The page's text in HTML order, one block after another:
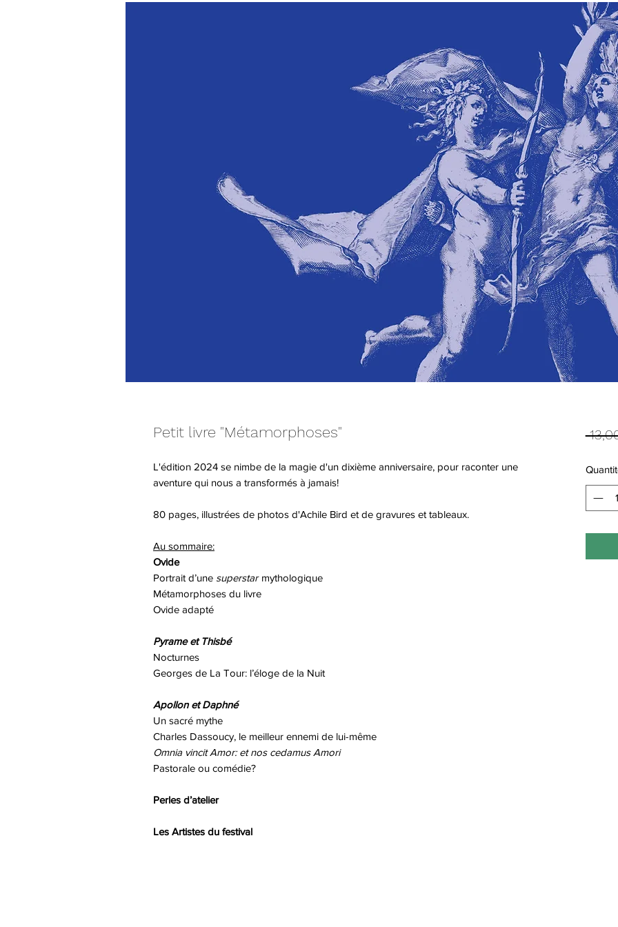
Petit livre "Métamorphoses"
L'édition 2024 se nimbe de la magie d'un dixième anniversaire, pour raconter une
aventure qui nous a transformés à jamais!
80 pages, illustrées de photos d'Achile Bird et de gravures et tableaux.
Au sommaire:
Ovide
Portrait d’une superstarmythologique
Métamorphoses du livre
Ovide adapté
Pyrame et Thisbé
Nocturnes
Georges de La Tour: l’éloge de la Nuit
Apollon et Daphné
Un sacré mythe
Charles Dassoucy, le meilleur ennemi de lui-même
Omnia vincit Amor: et nos cedamus Amori
Pastorale ou comédie?
Perles d’atelier
Les Artistes du festival